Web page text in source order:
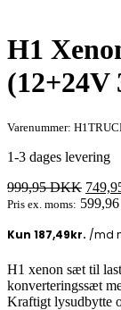
H1
(12+24V
Varenummer:
1-3 dages levering
999,95DKK Den
var:
Pris ex. moms: 599,96
H1 xenon sæt til
konverteringssæt
Kraftigt lysudbytte